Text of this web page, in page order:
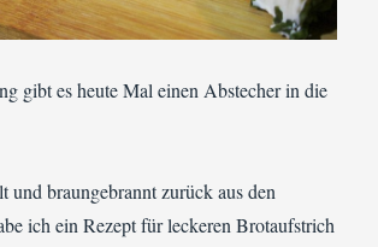
gibt es heute Mal einen Abstecher in die
und braungebrannt zurück aus den
ich ein Rezept für leckeren Brotaufstrich